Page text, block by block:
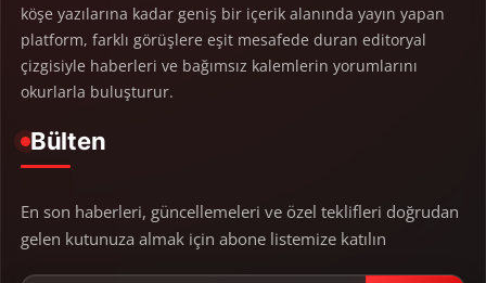
köşe yazılarına kadar geniş bir içerik alanında yayın yapan
platform, farklı görüşlere eşit mesafede duran editoryal
çizgisiyle haberleri ve bağımsız kalemlerin yorumlarını
okurlarla buluşturur.
Bülten
En son haberleri, güncellemeleri ve özel teklifleri doğrudan
gelen kutunuza almak için abone listemize katılın